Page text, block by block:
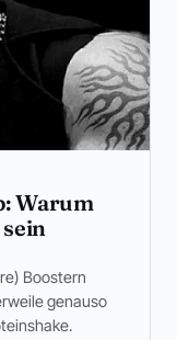
Warum
Boostern
genauso